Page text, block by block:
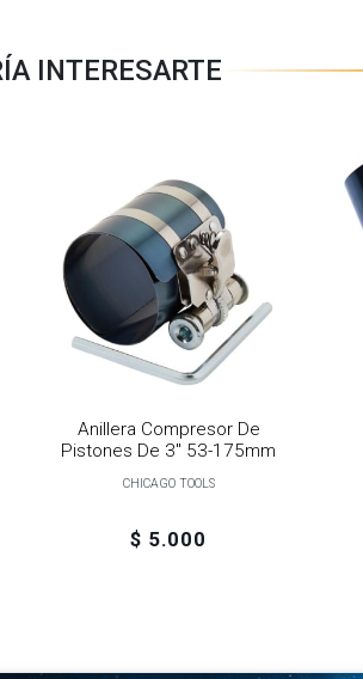
INTERESARTE
Anillera Compresor De
Pistones De 3" 53-175mm
CHICAGO TOOLS
$ 5.000